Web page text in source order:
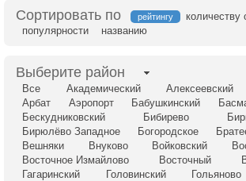
Сортировать по рейтингу
количеству
популярности
названию
Выберите район
Все Академический Алексеевский
Арбат
Аэропорт Бабушкинский
Бескудниковский
Бибирево
Бирюлёво Западное
Богородское
Вешняки
Внуково Войковский
Восточное Измайлово
Восточный
Гагаринский
Головинский Гольяново